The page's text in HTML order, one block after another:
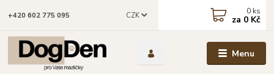
Menu
CZK
+420 602 775 095 0 ks
za 0 Kč